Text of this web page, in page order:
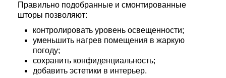
Правильно подобранные и смонтированные
шторы позволяют:
контролировать уровень освещенности;
уменьшить нагрев помещения в жаркую
погоду;
сохранить конфиденциальность;
добавить эстетики в интерьер.